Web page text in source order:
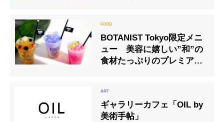
BOTANIST Tokyo限定メニ
ュー 美容に嬉しい”和”の
食材たっぷりのプレミアム
ギャラリーカフェ「OIL by
美術手帖」